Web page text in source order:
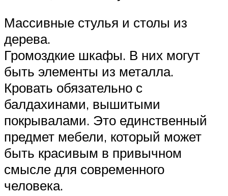
Массивные стулья и столы из
дерева.
Громоздкие шкафы. В них могут
быть элементы из металла.
Кровать обязательно с
балдахинами, вышитыми
покрывалами. Это единственный
предмет мебели, который может
быть красивым в привычном
смысле для современного
человека.